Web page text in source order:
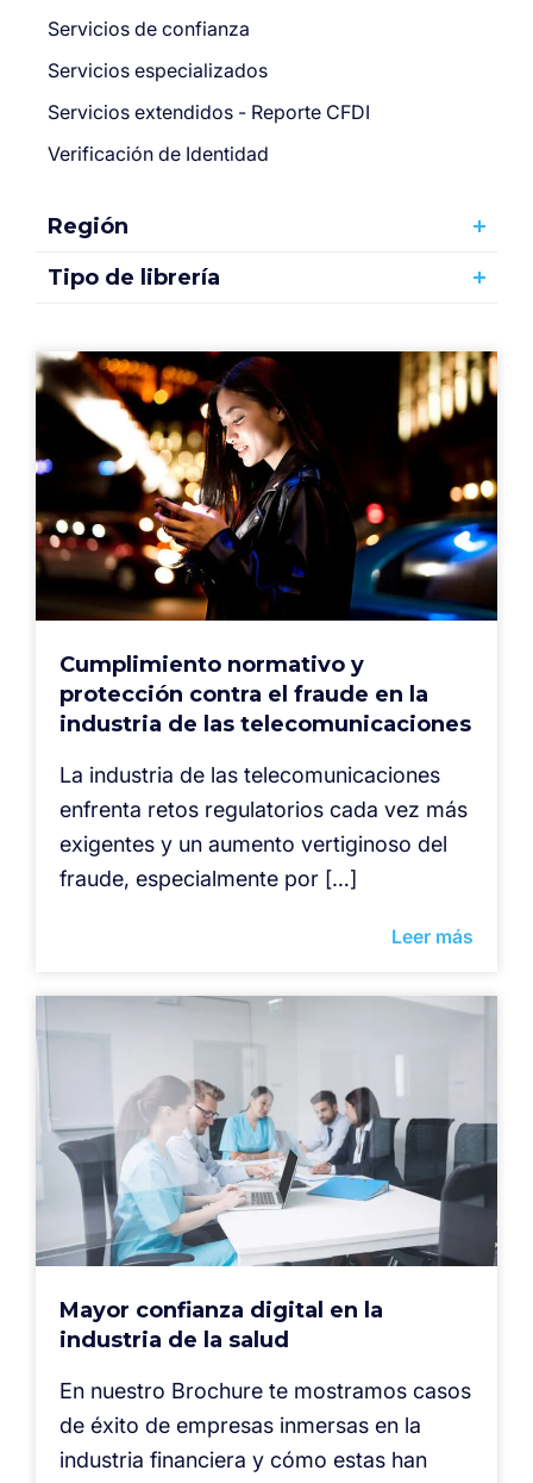
Servicios de confianza
Servicios especializados
Servicios extendidos - Reporte CFDI
Verificación de Identidad
Región
Tipo de librería
Cumplimiento normativo y
protección contra el fraude en la
industria de las telecomunicaciones
La industria de las telecomunicaciones
enfrenta retos regulatorios cada vez más
exigentes y un aumento vertiginoso del
fraude, especialmente por […]
Leer más
Mayor confianza digital en la
industria de la salud
En nuestro Brochure te mostramos casos
de éxito de empresas inmersas en la
industria financiera y cómo estas han